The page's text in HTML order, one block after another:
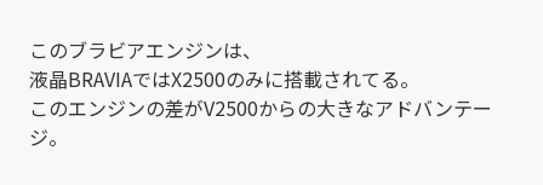
このブラビアエンジンは、
液晶BRAVIAではX2500のみに搭載されてる。
このエンジンの差がV2500からの大きなアドバンテー
ジ。